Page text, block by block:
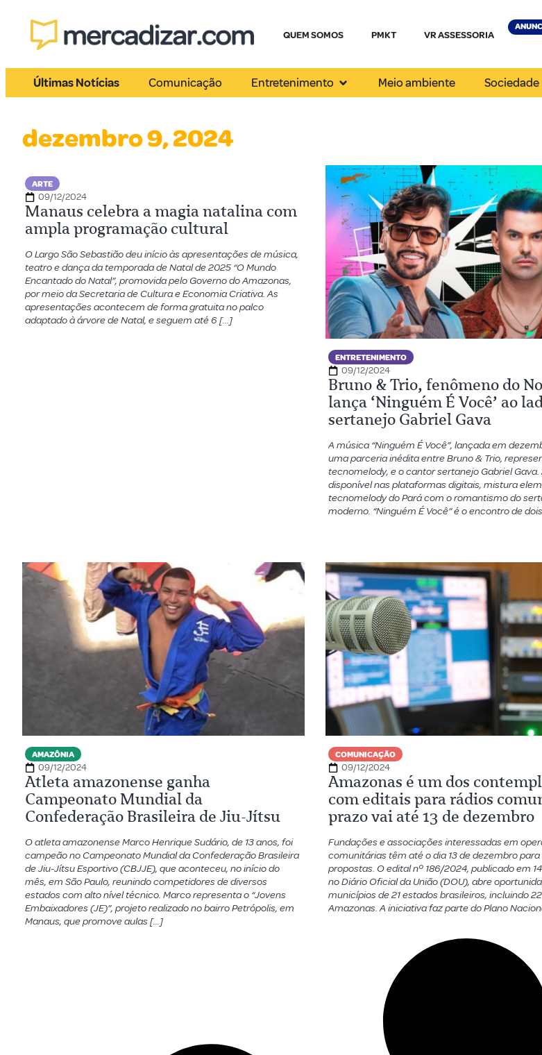
QUEM SOMOS PMKT VR ASSESSORIA
Últimas Notícias Comunicação Entretenimento Meio ambiente Sociedade
dezembro 9, 2024
ARTE
09/12/2024
Manaus celebra a magia natalina com
ampla programação cultural
O Largo São Sebastião deu início às apresentações de música,
teatro e dança da temporada de Natal de 2025 “O Mundo
Encantado do Natal”, promovida pelo Governo do Amazonas,
por meio da Secretaria de Cultura e Economia Criativa. As
apresentações acontecem de forma gratuita no palco
adaptado à árvore de Natal, e seguem até 6 […]
ENTRETENIMENTO
09/12/2024
Bruno & Trio, fenômeno do
lança ‘Ninguém É Você’ ao
sertanejo Gabriel Gava
A música “Ninguém É Você”, lançada em
uma parceria inédita entre Bruno & Trio,
tecnomelody, e o cantor sertanejo Gabriel Gava.
disponível nas plataformas digitais, mistura
tecnomelody do Pará com o romantismo do
moderno. “Ninguém É Você” é o encontro de
AMAZÔNIA
09/12/2024
Atleta amazonense ganha
Campeonato Mundial da
Confederação Brasileira de Jiu-Jítsu
O atleta amazonense Marco Henrique Sudário, de 13 anos, foi
campeão no Campeonato Mundial da Confederação Brasileira
de Jiu-Jítsu Esportivo (CBJJE), que aconteceu, no início do
mês, em São Paulo, reunindo competidores de diversos
estados com alto nível técnico. Marco representa o “Jovens
Embaixadores (JE)”, projeto realizado no bairro Petrópolis, em
Manaus, que promove aulas […]
COMUNICAÇÃO
09/12/2024
Amazonas é um dos
com editais para rádios
prazo vai até 13 de dezembro
Fundações e associações interessadas em
comunitárias têm até o dia 13 de dezembro
propostas. O edital nº 186/2024, publicado em
no Diário Oficial da União (DOU), abre
municípios de 21 estados brasileiros, incluindo
Amazonas. A iniciativa faz parte do Plano